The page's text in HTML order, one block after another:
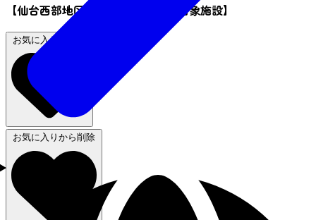
【仙台西部地区〇得クーポン 利用対象施設】
お気に入りに追加
お気に入りから削除